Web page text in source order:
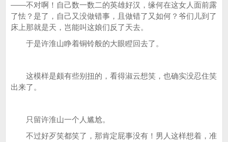
——不对啊！自己数一数二的英雄好汉，缘何在这女人面前露
了怯？是了，自己又没做错事，且做错了又如何？爷们儿到了
床上那就是天，岂能叫这娘们反了天去。
于是许淮山睁着铜铃般的大眼瞪回去了。
这模样是颇有些别扭的，看得淑云想笑，也确实没忍住笑
出来了。
只留许淮山一个人尴尬。
不过好歹笑都笑了，那肯定屁事没有！男人这样想着，准